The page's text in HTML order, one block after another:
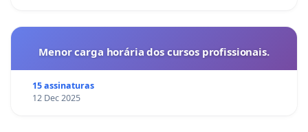
Menor carga horária dos cursos profissionais.
15 assinaturas
12 Dec 2025